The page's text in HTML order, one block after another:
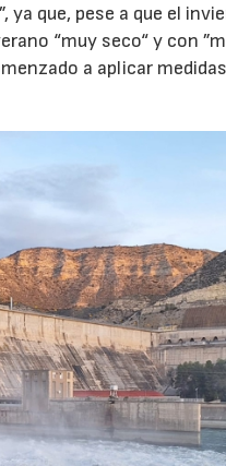
que, pese a que el
“muy seco“ y con
a aplicar